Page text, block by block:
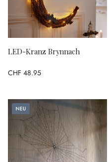
LED-Kranz Brynnach
CHF 48.95
Neu